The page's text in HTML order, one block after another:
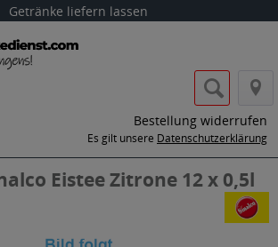
Getränke liefern lassen
Bestellung widerrufen
Es gilt unsere Datenschutzerklärung
Eistee Zitrone 12 x 0,5l